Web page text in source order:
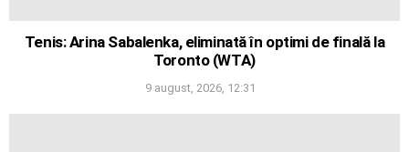
Tenis: Arina Sabalenka, eliminată în optimi de finală la
Toronto (WTA)
9 august, 2026, 12:31